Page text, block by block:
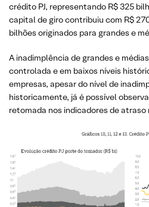
crédito PJ, representando R$ 325
capital de giro contribuiu com R$
bilhões originados para grandes e
A inadimplência de grandes e
controlada e em baixos níveis
empresas, apesar do nível de
historicamente, já é possível
retomada nos indicadores de atraso